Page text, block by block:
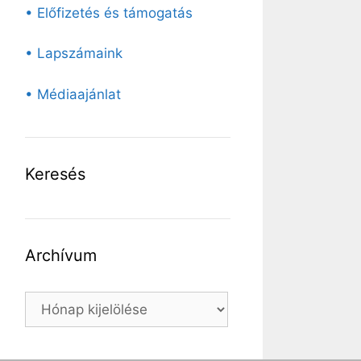
• Előfizetés és támogatás
• Lapszámaink
• Médiaajánlat
Keresés
Archívum
Archívum